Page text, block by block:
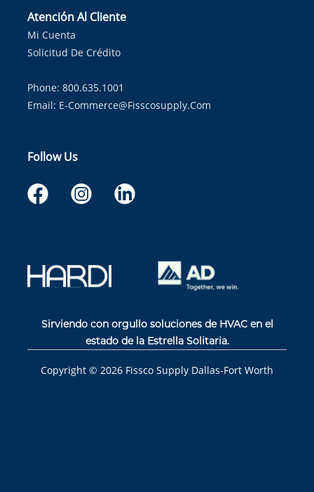
Atención Al Cliente
Mi Cuenta
Solicitud De Crédito
Phone: 800.635.1001
Email: E-Commerce@fisscosupply.com
Follow Us
Sirviendo con orgullo soluciones de HVAC en el
estado de la Estrella Solitaria.
Copyright © 2026 Fissco Supply Dallas-Fort Worth